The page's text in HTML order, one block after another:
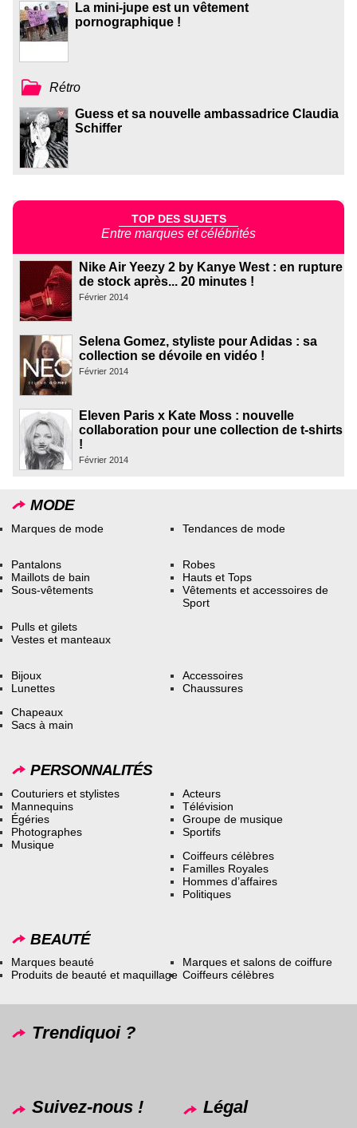
La mini-jupe est un vêtement
pornographique !
Rétro
Guess et sa nouvelle ambassadrice Claudia
Schiffer
TOP DES SUJETS
Entre marques et célébrités
Nike Air Yeezy 2 by Kanye West : en rupture
de stock après... 20 minutes !
Février 2014
Selena Gomez, styliste pour Adidas : sa
collection se dévoile en vidéo !
Février 2014
Eleven Paris x Kate Moss : nouvelle
collaboration pour une collection de t-shirts
!
Février 2014
MODE
Marques de mode Tendances de mode
Pantalons
Maillots de bain
Sous-vêtements
Robes
Hauts et Tops
Vêtements et accessoires de
Sport
Pulls et gilets
Vestes et manteaux
Bijoux
Lunettes
Accessoires
Chaussures
Chapeaux
Sacs à main
PERSONNALITÉS
Couturiers et stylistes
Mannequins
Égéries
Photographes
Musique
Acteurs
Télévision
Groupe de musique
Sportifs
Coiffeurs célèbres
Familles Royales
Hommes d’affaires
Politiques
BEAUTÉ
Marques beauté
Produits de beauté et maquillage
Marques et salons de coiffure
Coiffeurs célèbres
Trendiquoi ?
Suivez-nous ! Légal